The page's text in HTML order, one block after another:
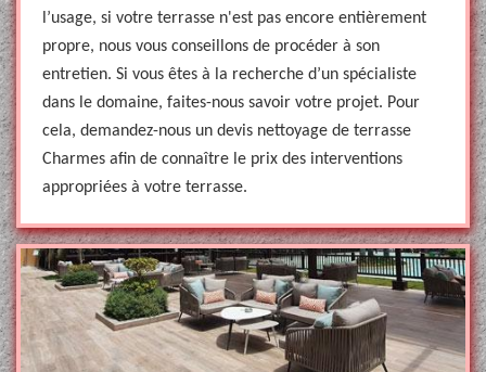
l’usage, si votre terrasse n'est pas encore entièrement
propre, nous vous conseillons de procéder à son
entretien. Si vous êtes à la recherche d’un spécialiste
dans le domaine, faites-nous savoir votre projet. Pour
cela, demandez-nous un devis nettoyage de terrasse
Charmes afin de connaître le prix des interventions
appropriées à votre terrasse.